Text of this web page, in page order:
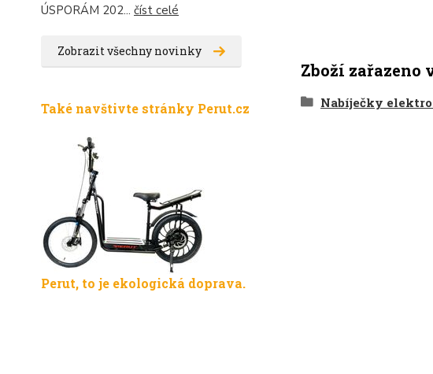
ÚSPORÁM 202... číst celé
Zobrazit všechny novinky
Také navštivte stránky Perut.cz
Perut, to je ekologická doprava.
Zboží zařazeno
Nabíječky